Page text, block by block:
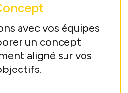
avec vos équipes
un concept
aligné sur vos